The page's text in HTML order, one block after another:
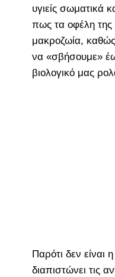
υγιείς σωματικά
πως τα οφέλη της
μακροζωία,
να «σβήσουμε»
βιολογικό μας
Παρότι δεν
διαπιστώνει τις